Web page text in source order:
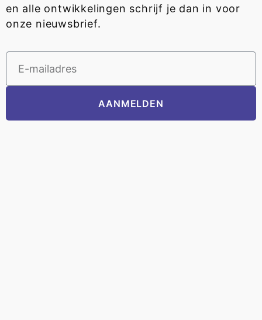
en alle ontwikkelingen schrijf je dan in voor
onze nieuwsbrief.
AANMELDEN